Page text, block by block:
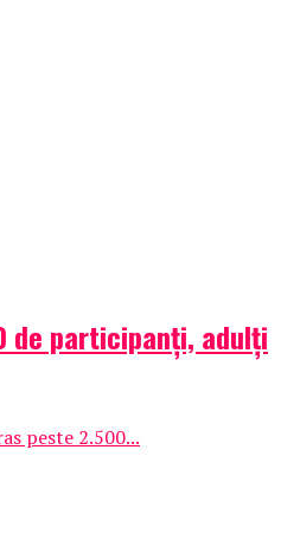
de participanți, adulți
peste 2.500...